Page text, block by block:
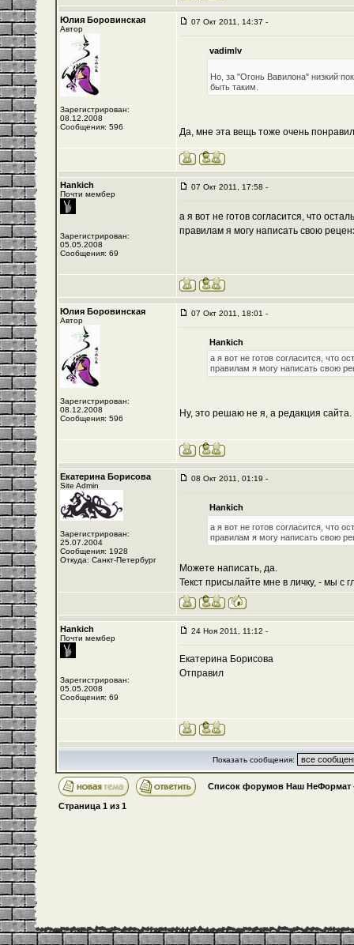
Юлия Боровинская
Автор
Зарегистрирован:
08.12.2008
Сообщения: 596
07 Окт 2011, 14:37 -
vadimlv
Но, за "Огонь Вавилона" низкий
быть таким.
Да, мне эта вещь тоже очень
Hankich
Почти мембер
Зарегистрирован:
05.05.2008
Сообщения: 69
07 Окт 2011, 17:58 -
а я вот не готов согласится, что
правилам я могу написать свою
Юлия Боровинская
Автор
Зарегистрирован:
08.12.2008
Сообщения: 596
07 Окт 2011, 18:01 -
Hankich
а я вот не готов согласится, что
правилам я могу написать свою
Ну, это решаю не я, а редакция
Екатерина Борисова
Site Admin
Зарегистрирован:
25.07.2004
Сообщения: 1928
Откуда: Санкт-Петербург
08 Окт 2011, 01:19 -
Hankich
а я вот не готов согласится, что
правилам я могу написать свою
Можете написать, да.
Текст присылайте мне в личку, - мы
Hankich
Почти мембер
Зарегистрирован:
05.05.2008
Сообщения: 69
24 Ноя 2011, 11:12 -
Екатерина Борисова
Отправил
Показать сообщения:
Список форумов Наш НеФормат
Страница 1 из 1